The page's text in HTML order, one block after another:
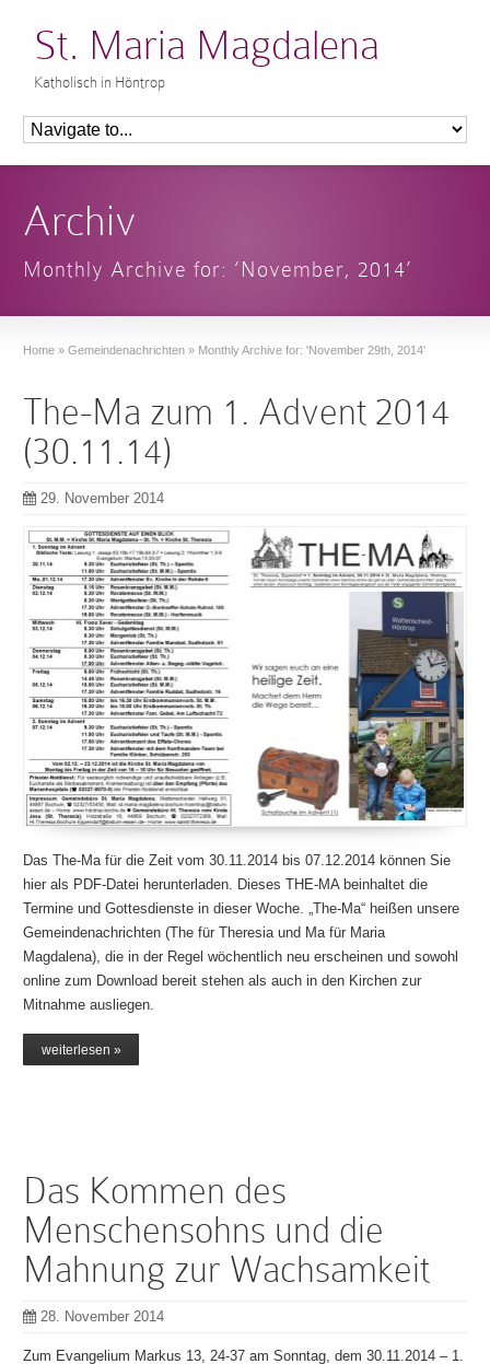
St. Maria Magdalena
Katholisch in Höntrop
Archiv
Monthly Archive for: ‘November, 2014’
Home » Gemeindenachrichten » Monthly Archive for: 'November 29th, 2014'
The-Ma zum 1. Advent 2014
(30.11.14)
29. November 2014
Das The-Ma für die Zeit vom 30.11.2014 bis 07.12.2014 können Sie
hier als PDF-Datei herunterladen. Dieses THE-MA beinhaltet die
Termine und Gottesdienste in dieser Woche. „The-Ma“ heißen unsere
Gemeindenachrichten (The für Theresia und Ma für Maria
Magdalena), die in der Regel wöchentlich neu erscheinen und sowohl
online zum Download bereit stehen als auch in den Kirchen zur
Mitnahme ausliegen.
weiterlesen »
Das Kommen des
Menschensohns und die
Mahnung zur Wachsamkeit
28. November 2014
Zum Evangelium Markus 13, 24-37 am Sonntag, dem 30.11.2014 – 1.